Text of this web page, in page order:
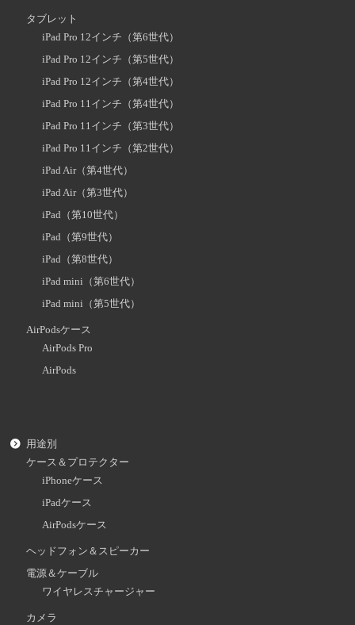
タブレット
iPad Pro 12インチ（第6世代）
iPad Pro 12インチ（第5世代）
iPad Pro 12インチ（第4世代）
iPad Pro 11インチ（第4世代）
iPad Pro 11インチ（第3世代）
iPad Pro 11インチ（第2世代）
iPad Air（第4世代）
iPad Air（第3世代）
iPad（第10世代）
iPad（第9世代）
iPad（第8世代）
iPad mini（第6世代）
iPad mini（第5世代）
AirPodsケース
AirPods Pro
AirPods
用途別
ケース＆プロテクター
iPhoneケース
iPadケース
AirPodsケース
ヘッドフォン＆スピーカー
電源＆ケーブル
ワイヤレスチャージャー
カメラ